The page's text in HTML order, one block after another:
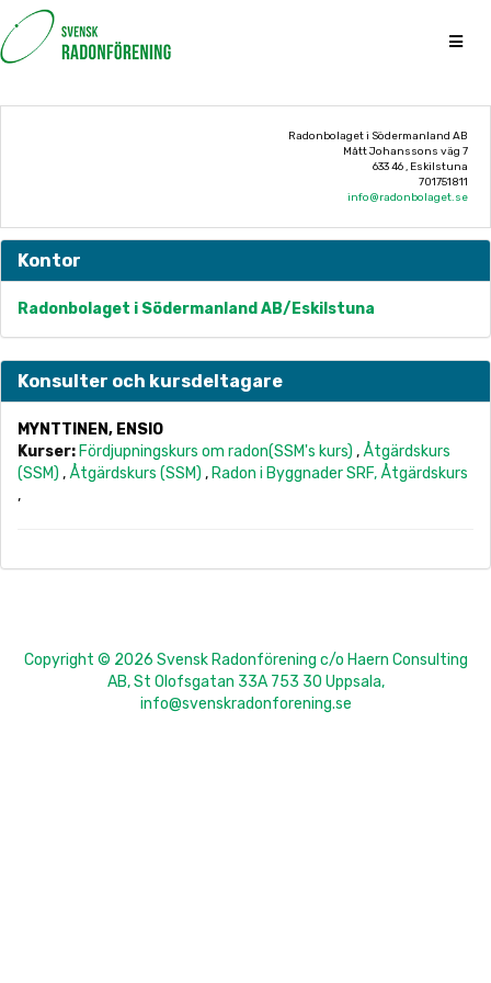
Radonbolaget i Södermanland AB
Mått Johanssons väg 7
633 46 , Eskilstuna
701751811
info@radonbolaget.se
Kontor
Radonbolaget i Södermanland AB/Eskilstuna
Konsulter och kursdeltagare
MYNTTINEN, ENSIO
Kurser: Fördjupningskurs om radon(SSM's kurs) ,Åtgärdskurs
(SSM) ,Åtgärdskurs (SSM) , Radon i Byggnader SRF, Åtgärdskurs
,
Copyright © 2026 Svensk Radonförening c/o Haern Consulting
AB, St Olofsgatan 33A 753 30 Uppsala,
info@svenskradonforening.se